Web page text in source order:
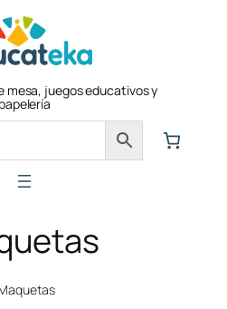
mesa, juegos educativos y
papelería